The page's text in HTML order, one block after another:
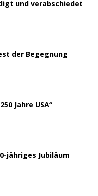
und verabschiedet
der Begegnung
Jahre USA“
jähriges Jubiläum